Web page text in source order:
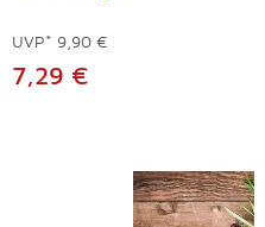
UVP* 9,90 €
7,29 €